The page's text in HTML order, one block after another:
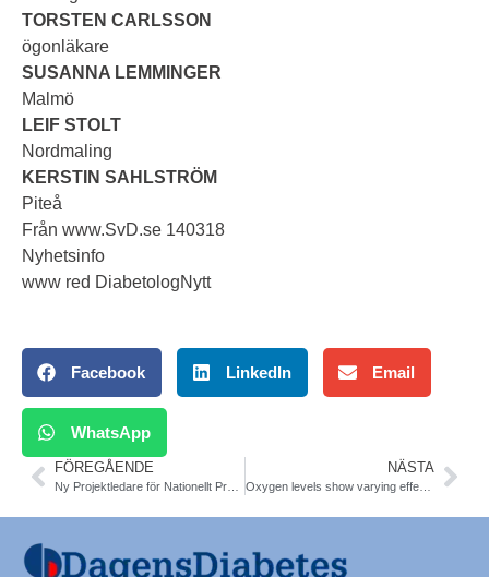
TORSTEN CARLSSON
ögonläkare
SUSANNA LEMMINGER
Malmö
LEIF STOLT
Nordmaling
KERSTIN SAHLSTRÖM
Piteå
Från www.SvD.se 140318
Nyhetsinfo
www red DiabetologNytt
Facebook LinkedIn Email
WhatsApp
FÖREGÅENDE NÄSTA
Oxygen levels show varying effects on test results of SMBG